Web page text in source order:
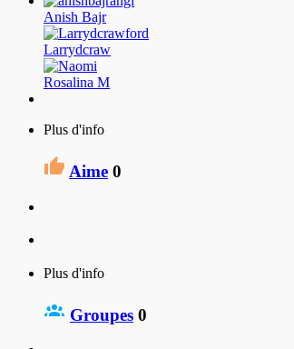
Anish Bajr
Larrydcraw
Rosalina М
Plus d'info
Aime 0
Plus d'info
Groupes 0